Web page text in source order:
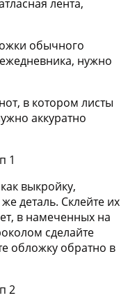
лента,
обычного
нужно
в котором листы
аккуратно
выкройку,
деталь. Склейте их
в намеченных на
сделайте
обложку обратно в